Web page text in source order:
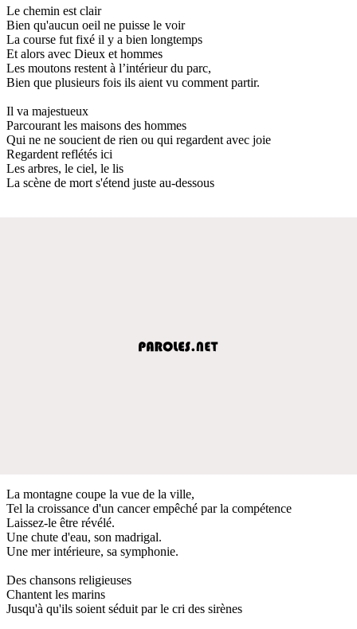
Le chemin est clair
Bien qu'aucun oeil ne puisse le voir
La course fut fixé il y a bien longtemps
Et alors avec Dieux et hommes
Les moutons restent à l’intérieur du parc,
Bien que plusieurs fois ils aient vu comment partir.
Il va majestueux
Parcourant les maisons des hommes
Qui ne ne soucient de rien ou qui regardent avec joie
Regardent reflétés ici
Les arbres, le ciel, le lis
La scène de mort s'étend juste au-dessous
La montagne coupe la vue de la ville,
Tel la croissance d'un cancer empêché par la compétence
Laissez-le être révélé.
Une chute d'eau, son madrigal.
Une mer intérieure, sa symphonie.
Des chansons religieuses
Chantent les marins
Jusqu'à qu'ils soient séduit par le cri des sirènes